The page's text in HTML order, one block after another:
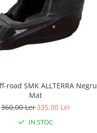
road SMK ALLTERRA Negru
Mat
360,00 Lei335,00 Lei
IN STOC